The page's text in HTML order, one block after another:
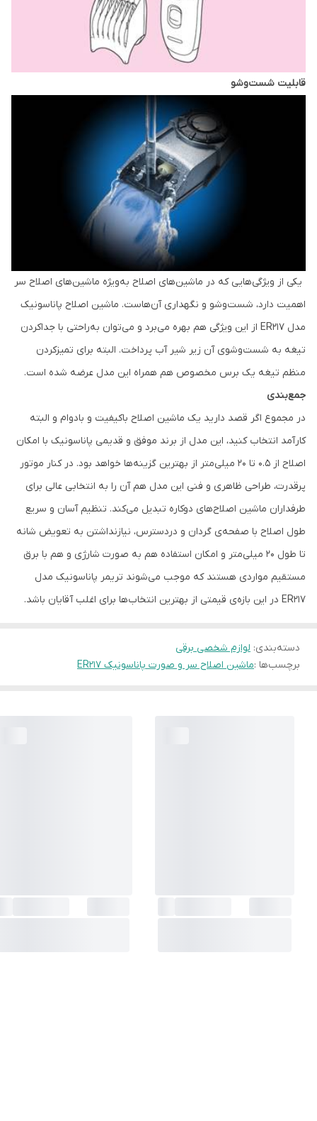
قابلیت شست‌وشو
یکی از ویژگی‌هایی که در ماشین‌های اصلاح به‌ویژه ماشین‌های اصلاح سر
اهمیت دارد، شست‌وشو و نگهداری آن‌هاست. ماشین اصلاح پاناسونیک
مدل ER217 از این ویژگی هم بهره می‌برد و می‌توان به‌راحتی با جداکردن
تیغه به شست‌وشوی آن زیر شیر آب پرداخت. البته برای تمیزکردن
منظم تیغه یک برس مخصوص هم همراه این مدل عرضه شده است.
جمع‌بندی
در مجموع اگر قصد دارید یک ماشین اصلاح باکیفیت و بادوام و البته
کارآمد انتخاب کنید، این مدل از برند موفق و قدیمی پاناسونیک با امکان
اصلاح از 0.5 تا 20 میلی‌متر از بهترین گزینه‌ها خواهد بود. در کنار موتور
پرقدرت، طراحی ظاهری و فنی این مدل هم آن را به انتخابی عالی برای
طرفداران ماشین اصلاح‌های دوکاره تبدیل می‌کند. تنظیم آسان و سریع
طول اصلاح با صفحه‌ی گردان و دردسترس، نیازنداشتن به تعویض شانه
تا طول 20 میلی‌متر و امکان استفاده هم به صورت شارژی و هم با برق
مستقیم مواردی هستند که موجب می‌شوند تریمر پاناسونیک مدل
ER217 در این بازه‌ی قیمتی از بهترین انتخاب‌ها برای اغلب آقایان باشد.
دسته‌بندی: لوازم شخصی برقی
برچسب‌ها :ماشین اصلاح سر و صورت پاناسونیک ER217